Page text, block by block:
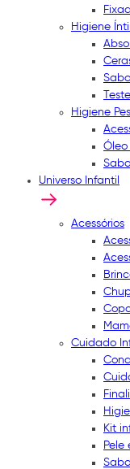
Higiene
Higiene
Universo Infantil
Acessórios
Cuidado
Kit
Pele